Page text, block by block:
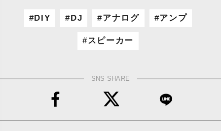
DIY DJ アナログ アンプ
スピーカー
SNS SHARE